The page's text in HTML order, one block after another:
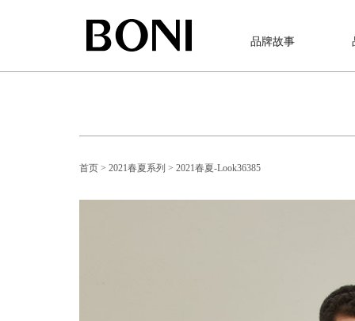
品牌故事
首页 > 2021春夏系列 > 2021春夏-Look36385